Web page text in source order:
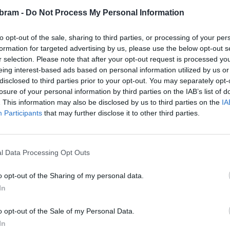
- Do Not Process My Personal Information
opt-out of the sale, sharing to third parties, or processing of your
for targeted advertising by us, please use the below opt-out
selection. Please note that after your opt-out request is processed
interest-based ads based on personal information utilized by us
to third parties prior to your opt-out. You may separately
of your personal information by third parties on the IAB’s list of
This information may also be disclosed by us to third parties on the
Participants that may further disclose it to other third parties.
Data Processing Opt Outs
opt-out of the Sharing of my personal data.
opt-out of the Sale of my Personal Data.
PŘÍBRAMSKO - Do parlamentních voleb sice zbývají
polovině, tak mnohé politické strany kampaň už
rozjely. Ta...
0
strany? A kdo chce některé
PŘÍBRAM – Volební kampaň do komunálních voleb